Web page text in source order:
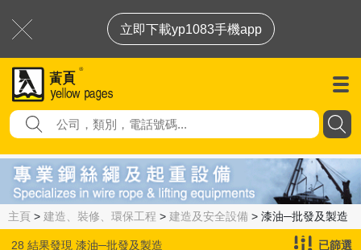
立即下載yp1083手機app
主頁 > 建造、裝修、環保工程 > 建造及安全設備 > 漆油─批發及製造
28 結果發現 漆油─批發及製造 已篩選